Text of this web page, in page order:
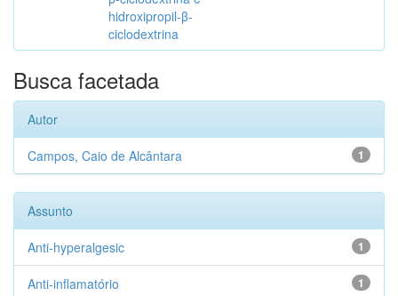
hidroxipropil-β-
ciclodextrina
Busca facetada
Autor
1
Campos, Caio de Alcântara
Assunto
1
Anti-hyperalgesic
1
Anti-inflamatório